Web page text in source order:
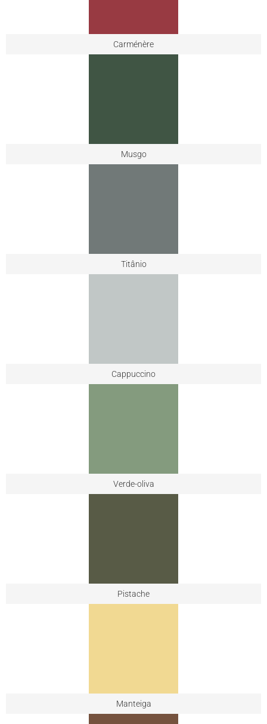
Carménère
Musgo
Titânio
Cappuccino
Verde-oliva
Pistache
Manteiga